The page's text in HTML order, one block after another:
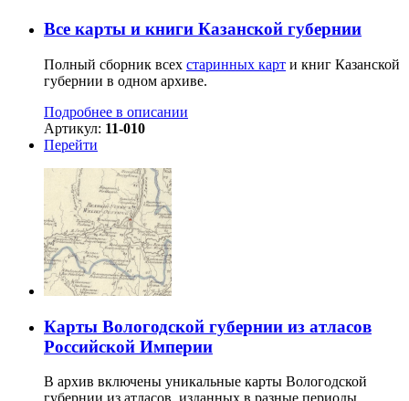
Все карты и книги Казанской губернии
Полный сборник всех старинных карт и книг Казанской
губернии в одном архиве.
Подробнее в описании
Артикул: 11-010
Перейти
Карты Вологодской губернии из атласов
Российской Империи
В архив включены уникальные карты Вологодской